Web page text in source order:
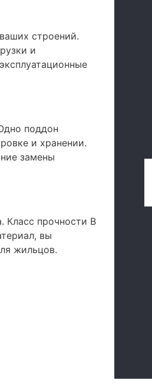
строений.
и
поддон
и хранении.
замены
Класс прочности B
вы
жильцов.